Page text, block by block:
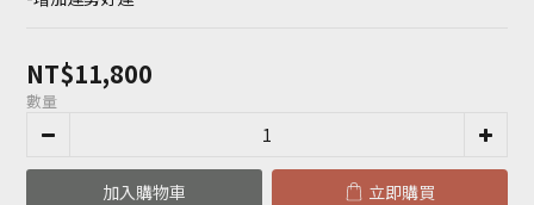
NT$11,800
數量
加入購物車 立即購買